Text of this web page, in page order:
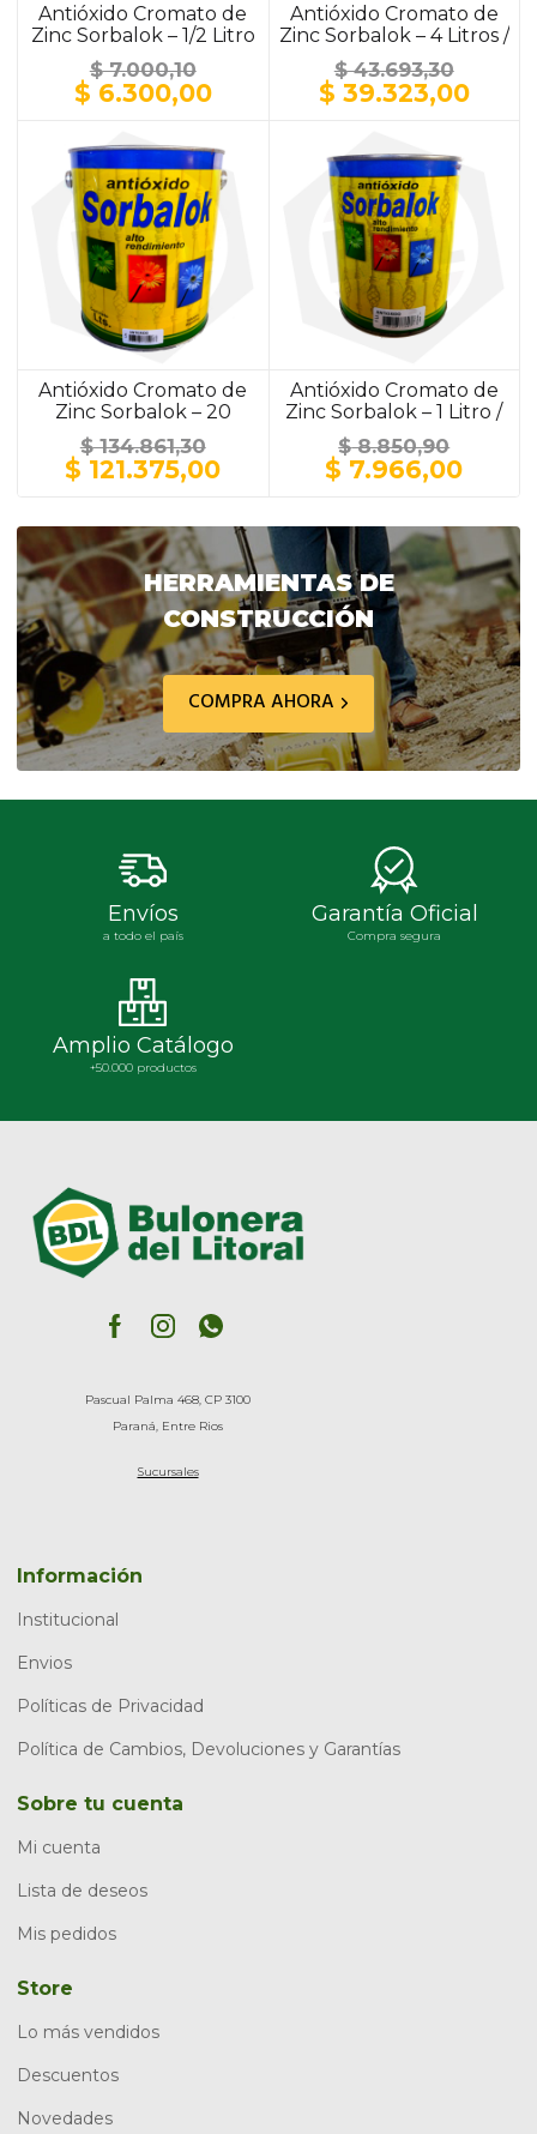
Antióxido Cromato de
Zinc Sorbalok – 1/2 Litro
/ ALUMINIO
$7.000,10
El
precio
original
era:
$ 7.000,10.
$ 6.300,00El
es:
$ 6.300,00.
Antióxido Cromato de
Zinc Sorbalok – 4 Litros /
$43.693,30
El
precio
era:
$ 43.693,30.
$ 39.323,00El
Antióxido Cromato de
Zinc Sorbalok – 20
Litros / GRIS
$134.861,30
El
precio
era:
$ 134.861,30.
$ 121.375,00El
es:
$ 121.375,00.
Antióxido Cromato de
Zinc Sorbalok – 1 Litro /
GRIS
$8.850,90
El
precio
era:
$ 8.850,90.
$ 7.966,00El
es:
$
HERRAMIENTAS DE
CONSTRUCCIÓN
COMPRA AHORA
Envíos
a todo el país
Garantía Oficial
Compra segura
Amplio Catálogo
+50.000 productos
Pascual Palma 468, CP 3100
Paraná, Entre Rios
Sucursales
Información
Institucional
Envios
Políticas de Privacidad
Política de Cambios, Devoluciones y Garantías
Sobre tu cuenta
Mi cuenta
Lista de deseos
Mis pedidos
Store
Lo más vendidos
Descuentos
Novedades